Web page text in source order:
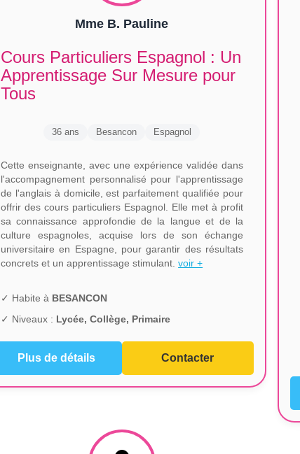
Mme B. Pauline
Cours Particuliers Espagnol : Un
Apprentissage Sur Mesure pour
Tous
36 ans Besancon Espagnol
Cette enseignante, avec une expérience validée dans
l'accompagnement personnalisé pour l'apprentissage
de l'anglais à domicile, est parfaitement qualifiée pour
offrir des cours particuliers Espagnol. Elle met à profit
sa connaissance approfondie de la langue et de la
culture espagnoles, acquise lors de son échange
universitaire en Espagne, pour garantir des résultats
concrets et un apprentissage stimulant.voir +
✓ Habite à BESANCON
✓ Niveaux : Lycée, Collège, Primaire
Plus de détails Contacter